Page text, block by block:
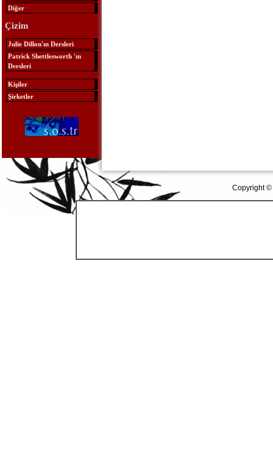
Diğer
Çizim
Julie Dillon'ın Dersleri
Patrick Shettlesworth 'ın
Dersleri
Kişiler
Şirketler
Copyright ©